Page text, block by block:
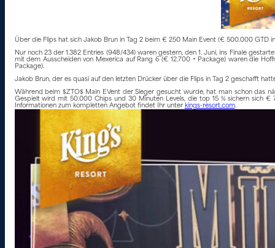
Über die Flips hat sich Jakob Brun in Tag 2 beim € 250 Main Event (€ 500.000 GTD
Nur noch 23 der 1.382 Entries (948/434) waren gestern, den 1. Juni, ins Finale
mit dem Ausscheiden von Mexerica auf Rang 6 (€ 12.700 + Package) waren die
Package).
Jakob Brun, der es quasi auf den letzten Drücker über die Flips in Tag 2 geschafft
Während beim $ZTO$ Main EVent der Sieger gesucht wurde, hat man schon das
Gespielt wird mit 50.000 Chips und 30 Minuten Levels, die top 15 % sichern sich
Informationen zum kompletten Angebot findet Ihr unter kings-resort.com.